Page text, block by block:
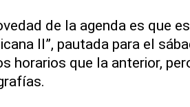
de la agenda es que
II”, pautada para el
horarios que la anterior,